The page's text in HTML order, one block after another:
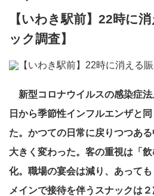
【いわき駅前】22時に
ック調査】
新型コロナウイルスの感染症
日から季節性インフルエンザと
た。かつての日常に戻りつつあ
大きく変わった。客の重視は「
化。職場の宴会は減り、あって
メインで接待を伴うスナックは